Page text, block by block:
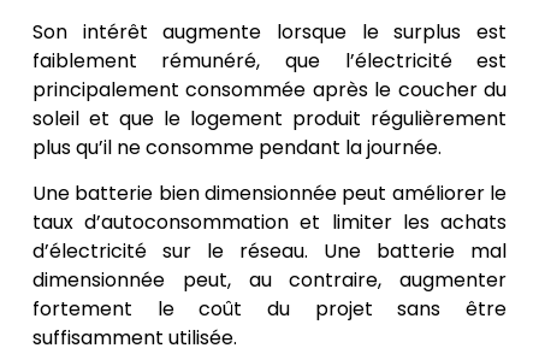
Son intérêt augmente lorsque le surplus est
faiblement rémunéré, que l’électricité est
principalement consommée après le coucher du
soleil et que le logement produit régulièrement
plus qu’il ne consomme pendant la journée.
Une batterie bien dimensionnée peut améliorer le
taux d’autoconsommation et limiter les achats
d’électricité sur le réseau. Une batterie mal
dimensionnée peut, au contraire, augmenter
fortement le coût du projet sans être
suffisamment utilisée.